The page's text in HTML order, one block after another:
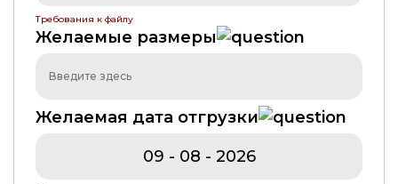
Требования к файлу
Желаемые размеры
Желаемая дата отгрузки